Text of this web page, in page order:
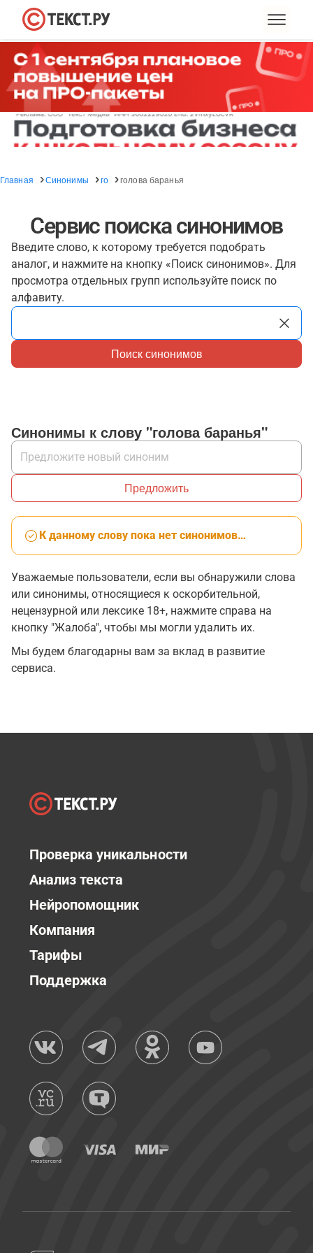
Главная Синонимы го голова баранья
Сервис поиска синонимов
Введите слово, к которому требуется подобрать
аналог, и нажмите на кнопку «Поиск синонимов». Для
просмотра отдельных групп используйте поиск по
алфавиту.
Поиск синонимов
Синонимы к слову "голова баранья"
Предложить
К данному слову пока нет синонимов…
Уважаемые пользователи, если вы обнаружили слова
или синонимы, относящиеся к оскорбительной,
нецензурной или лексике 18+, нажмите справа на
кнопку "Жалоба", чтобы мы могли удалить их.
Мы будем благодарны вам за вклад в развитие
сервиса.
Проверка уникальности
Анализ текста
Нейропомощник
Компания
Тарифы
Поддержка